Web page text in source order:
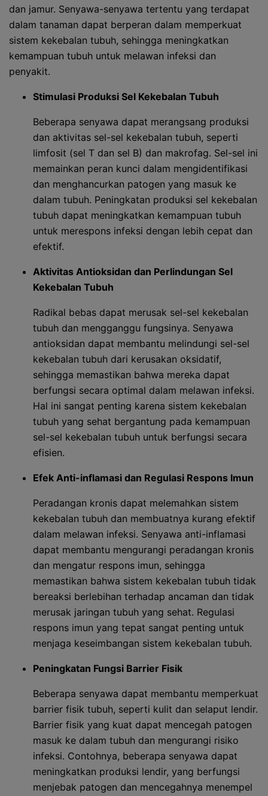
dan jamur. Senyawa-senyawa tertentu yang terdapat
dalam tanaman dapat berperan dalam memperkuat
sistem kekebalan tubuh, sehingga meningkatkan
kemampuan tubuh untuk melawan infeksi dan
penyakit.
Stimulasi Produksi Sel Kekebalan Tubuh
Beberapa senyawa dapat merangsang produksi
dan aktivitas sel-sel kekebalan tubuh, seperti
limfosit (sel T dan sel B) dan makrofag. Sel-sel ini
memainkan peran kunci dalam mengidentifikasi
dan menghancurkan patogen yang masuk ke
dalam tubuh. Peningkatan produksi sel kekebalan
tubuh dapat meningkatkan kemampuan tubuh
untuk merespons infeksi dengan lebih cepat dan
efektif.
Aktivitas Antioksidan dan Perlindungan Sel
Kekebalan Tubuh
Radikal bebas dapat merusak sel-sel kekebalan
tubuh dan mengganggu fungsinya. Senyawa
antioksidan dapat membantu melindungi sel-sel
kekebalan tubuh dari kerusakan oksidatif,
sehingga memastikan bahwa mereka dapat
berfungsi secara optimal dalam melawan infeksi.
Hal ini sangat penting karena sistem kekebalan
tubuh yang sehat bergantung pada kemampuan
sel-sel kekebalan tubuh untuk berfungsi secara
efisien.
Efek Anti-inflamasi dan Regulasi Respons Imun
Peradangan kronis dapat melemahkan sistem
kekebalan tubuh dan membuatnya kurang efektif
dalam melawan infeksi. Senyawa anti-inflamasi
dapat membantu mengurangi peradangan kronis
dan mengatur respons imun, sehingga
memastikan bahwa sistem kekebalan tubuh tidak
bereaksi berlebihan terhadap ancaman dan tidak
merusak jaringan tubuh yang sehat. Regulasi
respons imun yang tepat sangat penting untuk
menjaga keseimbangan sistem kekebalan tubuh.
Peningkatan Fungsi Barrier Fisik
Beberapa senyawa dapat membantu memperkuat
barrier fisik tubuh, seperti kulit dan selaput lendir.
Barrier fisik yang kuat dapat mencegah patogen
masuk ke dalam tubuh dan mengurangi risiko
infeksi. Contohnya, beberapa senyawa dapat
meningkatkan produksi lendir, yang berfungsi
menjebak patogen dan mencegahnya menempel